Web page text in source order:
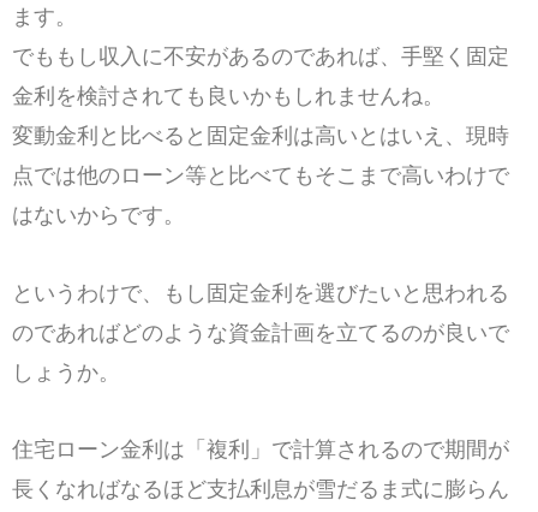
ます。
でももし収入に不安があるのであれば、手堅く固定
金利を検討されても良いかもしれませんね。
変動金利と比べると固定金利は高いとはいえ、現時
点では他のローン等と比べてもそこまで高いわけで
はないからです。
というわけで、もし固定金利を選びたいと思われる
のであればどのような資金計画を立てるのが良いで
しょうか。
住宅ローン金利は「複利」で計算されるので期間が
長くなればなるほど支払利息が雪だるま式に膨らん